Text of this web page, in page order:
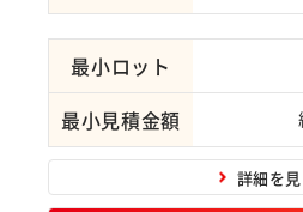
最小ロット
最小見積金額
詳細を